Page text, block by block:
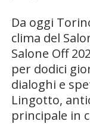
Da oggi
clima del
Salone Off
per dodici
dialoghi e
Lingotto,
principale in